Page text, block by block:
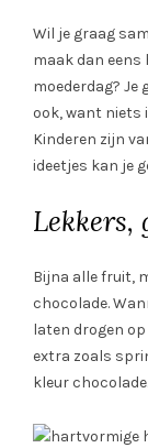
Wil je graag
maak dan
moederdag? Je
ook, want niets
Kinderen zijn
ideetjes kan je
Lekkers,
Bijna alle fruit,
chocolade.
laten drogen
extra zoals
kleur